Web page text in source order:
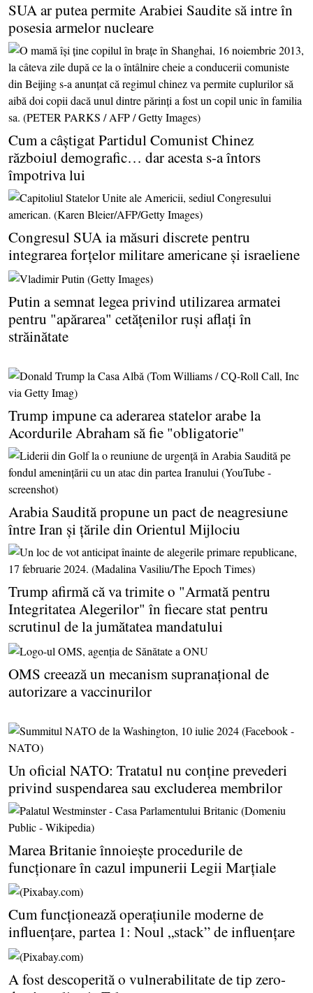
SUA ar putea permite Arabiei Saudite să intre în
posesia armelor nucleare
Cum a câştigat Partidul Comunist Chinez
războiul demografic… dar acesta s-a întors
împotriva lui
Congresul SUA ia măsuri discrete pentru
integrarea forţelor militare americane şi israeliene
Putin a semnat legea privind utilizarea armatei
pentru "apărarea" cetăţenilor ruşi aflaţi în
străinătate
Trump impune ca aderarea statelor arabe la
Acordurile Abraham să fie "obligatorie"
Arabia Saudită propune un pact de neagresiune
între Iran şi ţările din Orientul Mijlociu
Trump afirmă că va trimite o "Armată pentru
Integritatea Alegerilor" în fiecare stat pentru
scrutinul de la jumătatea mandatului
OMS creează un mecanism supranaţional de
autorizare a vaccinurilor
Un oficial NATO: Tratatul nu conţine prevederi
privind suspendarea sau excluderea membrilor
Marea Britanie înnoieşte procedurile de
funcţionare în cazul impunerii Legii Marţiale
Cum funcţionează operaţiunile moderne de
influenţare, partea 1: Noul „stack” de influenţare
A fost descoperită o vulnerabilitate de tip zero-